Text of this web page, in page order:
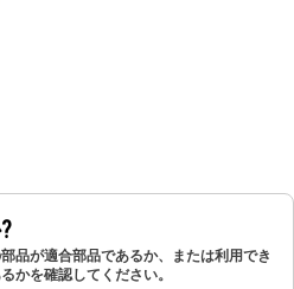
品が適合部品であるか、または利用でき
かを確認してください。